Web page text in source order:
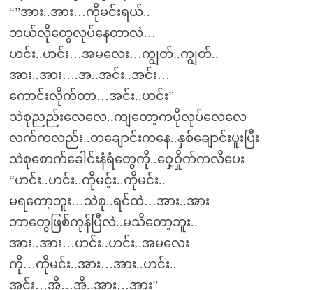
“”အား..အား…ကိုမင်းရယ်..
ဘယ်လိုတွေလုပ်နေတာလဲ…
ဟင်း..ဟင်း…အမလေး…ကျွတ်..ကျွတ်..
အား..အား….အ..အင်း..အင်း…
ကောင်းလိုက်တာ…အင်း..ဟင်း”
သဲစုညည်းလေလေ..ကျတော့ကပိုလုပ်လေလေ
လက်ကလည်း..တချောင်းကနေ..နှစ်ချောင်းပူးပြီး
သဲစုစောက်ခေါင်းနံရံတွေကို..ဝှေ့ဝှိုက်ကလိပေး
“ဟင်း..ဟင်း..ကိုမင့်း..ကိုမင်း..
မရတော့ဘူး…သဲစု..ရင်ထဲ…အား..အား
ဘာတွေဖြစ်ကုန်ပြီလဲ..မသိတော့ဘူး..
အား..အား…ဟင်း..ဟင်း..အမလေး
ကို…ကိုမင်း..အား…အား..ဟင်း..
အင်း…အို…အို..အား…အား”